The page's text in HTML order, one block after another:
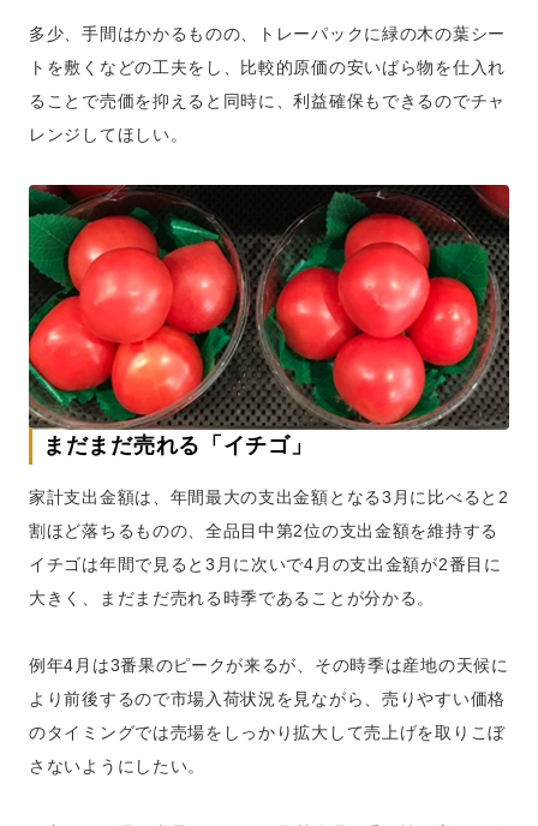
多少、手間はかかるものの、トレーパックに緑の木の葉シー
トを敷くなどの工夫をし、比較的原価の安いばら物を仕入れ
ることで売価を抑えると同時に、利益確保もできるのでチャ
レンジしてほしい。
まだまだ売れる「イチゴ」
家計支出金額は、年間最大の支出金額となる3月に比べると2
割ほど落ちるものの、全品目中第2位の支出金額を維持する
イチゴは年間で見ると3月に次いで4月の支出金額が2番目に
大きく、まだまだ売れる時季であることが分かる。
例年4月は3番果のピークが来るが、その時季は産地の天候に
より前後するので市場入荷状況を見ながら、売りやすい価格
のタイミングでは売場をしっかり拡大して売上げを取りこぼ
さないようにしたい。